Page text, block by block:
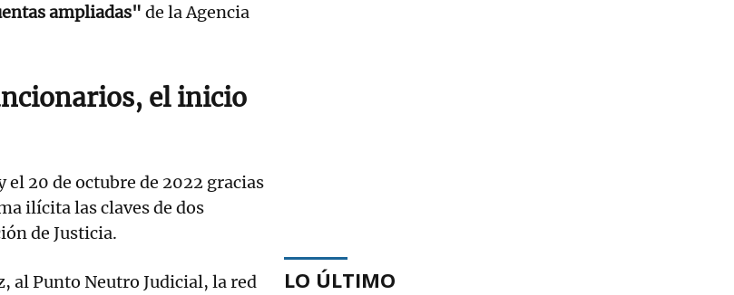
ampliadas" de la Agencia
el inicio
el 20 de octubre de 2022 gracias
ilícita las claves de dos
de Justicia.
al Punto Neutro Judicial, la red
LO ÚLTIMO